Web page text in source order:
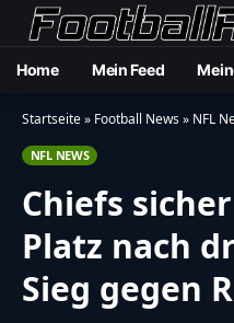
Home Mein Feed
Startseite» Football News» NFL
NFL NEWS
Chiefs
Platz nach
Sieg gegen